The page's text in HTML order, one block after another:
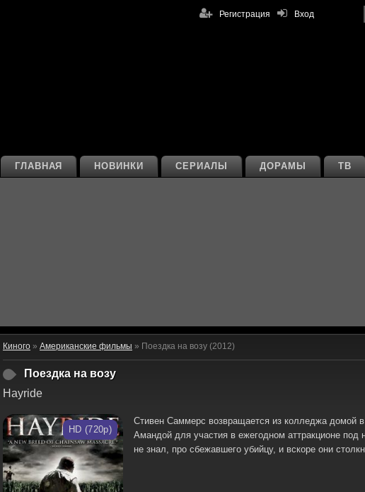
Вход
Регистрация
ТВ
ДОРАМЫ
СЕРИАЛЫ
НОВИНКИ
ГЛАВНАЯ
Киного » Американские фильмы » Поездка на возу (2012)
Поездка на возу
Hayride
HD (720p)
Стивен Саммерс возвращается из колледжа домой
Амандой для участия в ежегодном аттракционе под
не знал, про сбежавшего убийцу, и вскоре они